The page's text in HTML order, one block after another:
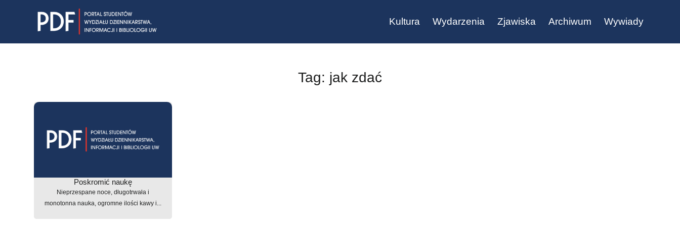
Kultura Wydarzenia Zjawiska Archiwum Wywiady
Tag: jak zdać
Poskromić naukę
Nieprzespane noce, długotrwała i
monotonna nauka, ogromne ilości kawy i...